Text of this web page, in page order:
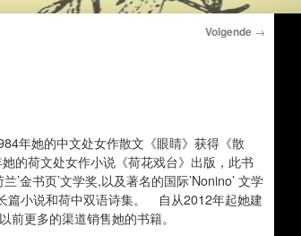
Volgende →
年她的中文处女作散文《眼睛》获得《散
的荷文处女作小说《荷花戏台》出版，此书
金书页’文学奖,以及著名的国际’Nonino’ 文学
篇小说和荷中双语诗集。 自从2012年起她建
更多的渠道销售她的书籍。